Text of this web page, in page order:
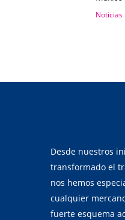
Noticias
Desde nuestros
transformado el
nos hemos
cualquier
fuerte esquema